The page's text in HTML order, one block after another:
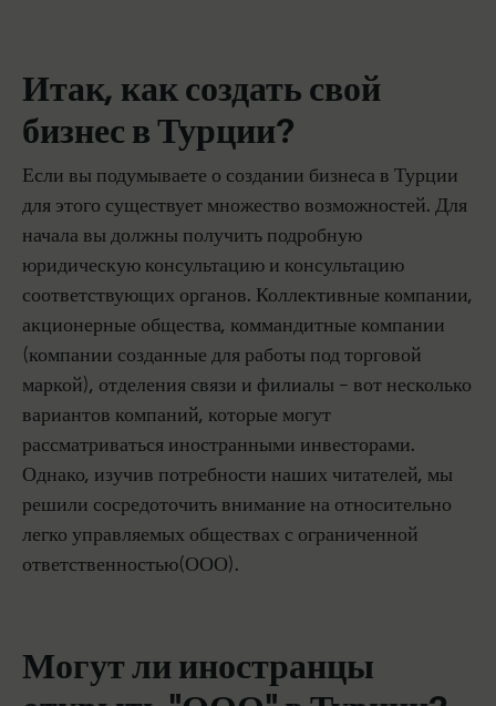
Итак, как создать свой
бизнес в Турции?
Если вы подумываете о создании бизнеса в Турции
для этого существует множество возможностей. Для
начала вы должны получить подробную
юридическую консультацию и консультацию
соответствующих органов. Коллективные компании,
акционерные общества, коммандитные компании
(компании созданные для работы под торговой
маркой), отделения связи и филиалы – вот несколько
вариантов компаний, которые могут
рассматриваться иностранными инвесторами.
Однако, изучив потребности наших читателей, мы
решили сосредоточить внимание на относительно
легко управляемых обществах с ограниченной
ответственностью(ООО).
Могут ли иностранцы